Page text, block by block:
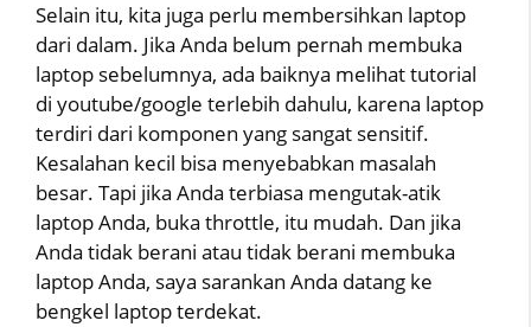
Selain itu, kita juga perlu membersihkan laptop
dari dalam. Jika Anda belum pernah membuka
laptop sebelumnya, ada baiknya melihat tutorial
di youtube/google terlebih dahulu, karena laptop
terdiri dari komponen yang sangat sensitif.
Kesalahan kecil bisa menyebabkan masalah
besar. Tapi jika Anda terbiasa mengutak-atik
laptop Anda, buka throttle, itu mudah. Dan jika
Anda tidak berani atau tidak berani membuka
laptop Anda, saya sarankan Anda datang ke
bengkel laptop terdekat.